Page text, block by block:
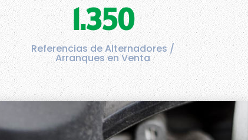
1.350
Referencias de Alternadores /
Arranques en Venta